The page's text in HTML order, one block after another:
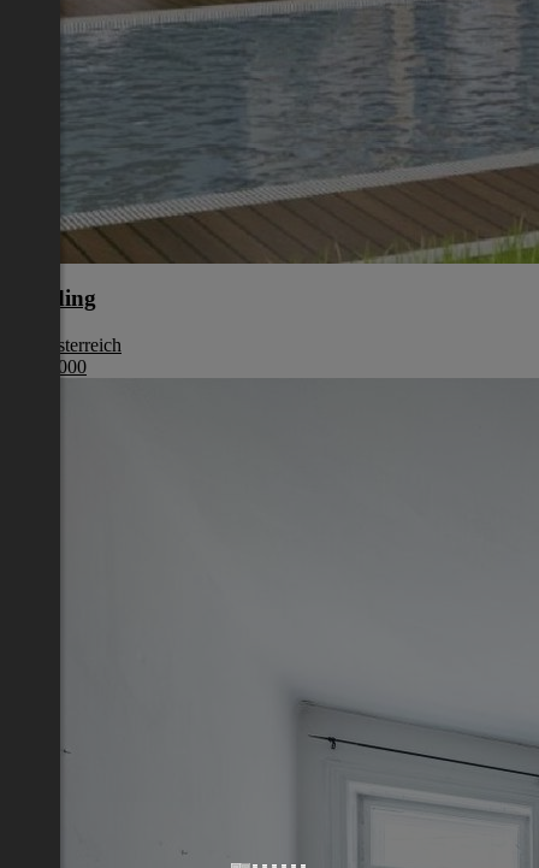
Eferding
Oberösterreich
€ 387 000